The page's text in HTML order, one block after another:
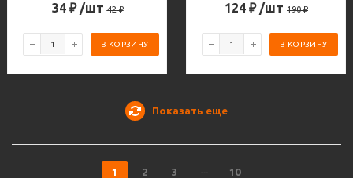
34₽ /шт 42₽
В КОРЗИНУ
124 ₽ /шт 190₽
В КОРЗИНУ
Показать еще
1 2 3 10